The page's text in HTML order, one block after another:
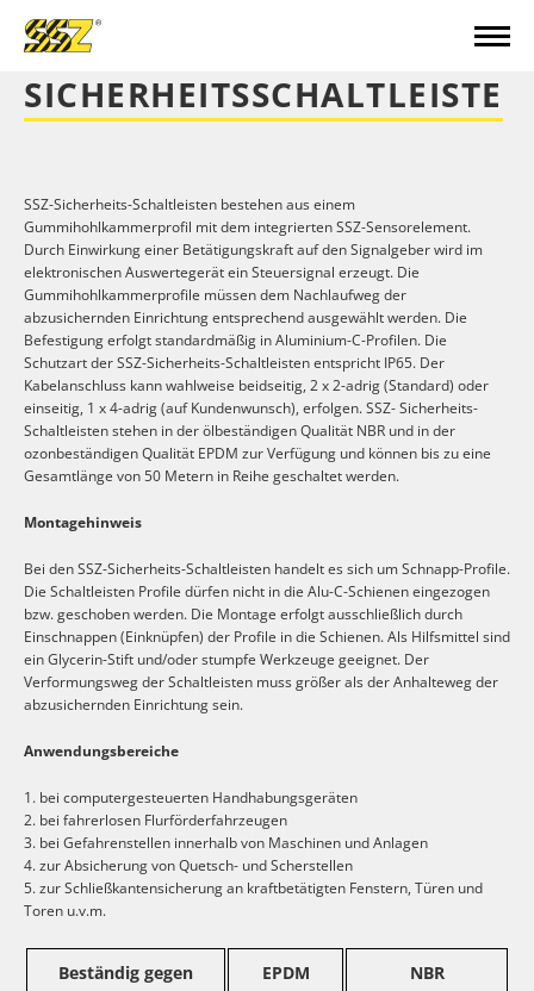
SICHERHEITSSCHALTLEISTE
SSZ-Sicherheits-Schaltleisten bestehen aus einem
Gummihohlkammerprofil mit dem integrierten SSZ-Sensorelement.
Durch Einwirkung einer Betätigungskraft auf den Signalgeber wird im
elektronischen Auswertegerät ein Steuersignal erzeugt. Die
Gummihohlkammerprofile müssen dem Nachlaufweg der
abzusichernden Einrichtung entsprechend ausgewählt werden. Die
Befestigung erfolgt standardmäßig in Aluminium-C-Profilen. Die
Schutzart der SSZ-Sicherheits-Schaltleisten entspricht IP65. Der
Kabelanschluss kann wahlweise beidseitig, 2 x 2-adrig (Standard) oder
einseitig, 1 x 4-adrig (auf Kundenwunsch), erfolgen. SSZ- Sicherheits-
Schaltleisten stehen in der ölbeständigen Qualität NBR und in der
ozonbeständigen Qualität EPDM zur Verfügung und können bis zu eine
Gesamtlänge von 50 Metern in Reihe geschaltet werden.
Montagehinweis
Bei den SSZ-Sicherheits-Schaltleisten handelt es sich um Schnapp-Profile.
Die Schaltleisten Profile dürfen nicht in die Alu-C-Schienen eingezogen
bzw. geschoben werden. Die Montage erfolgt ausschließlich durch
Einschnappen (Einknüpfen) der Profile in die Schienen. Als Hilfsmittel sind
ein Glycerin-Stift und/oder stumpfe Werkzeuge geeignet. Der
Verformungsweg der Schaltleisten muss größer als der Anhalteweg der
abzusichernden Einrichtung sein.
Anwendungsbereiche
1. bei computergesteuerten Handhabungsgeräten
2. bei fahrerlosen Flurförderfahrzeugen
3. bei Gefahrenstellen innerhalb von Maschinen und Anlagen
4. zur Absicherung von Quetsch- und Scherstellen
5. zur Schließkantensicherung an kraftbetätigten Fenstern, Türen und
Toren u.v.m.
Beständig gegen EPDM NBR